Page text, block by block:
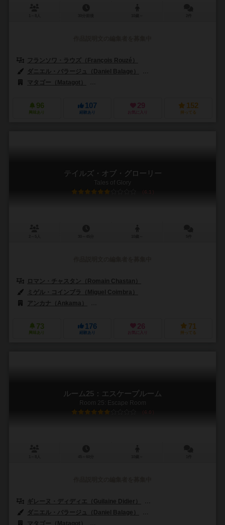
フランソワ・ラウズ（François Rouzé）
ダニエル・バラージュ（Daniel Balage）
マタゴー（Matagot）
96
興味あり
107
経験あり
29
お気に入り
152
持ってる
テイルズ・オブ・グローリー
Tales of Glory
6.1
ロマン・チャスタン（Romain Chastan）
ミゲル・コインブラ（Miguel Coimbra）
アンカナ（Ankama）
73
興味あり
176
経験あり
26
お気に入り
71
持ってる
ルーム25：エスケープルーム
Room 25: Escape Room
6.0
ギレーヌ・ディディエ（Guilaine Didier）
ダニエル・バラージュ（Daniel Balage）
マタゴー（Matagot）